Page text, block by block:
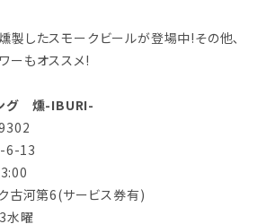
製したスモークビールが登場中!その他､
ーもオススメ!
グ 燻-IBURI-
6-13
ク古河第6(サービス券有)
水曜